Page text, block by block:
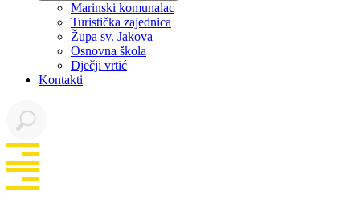
Marinski komunalac
Turistička zajednica
Župa sv. Jakova
Osnovna škola
Dječji vrtić
Kontakti